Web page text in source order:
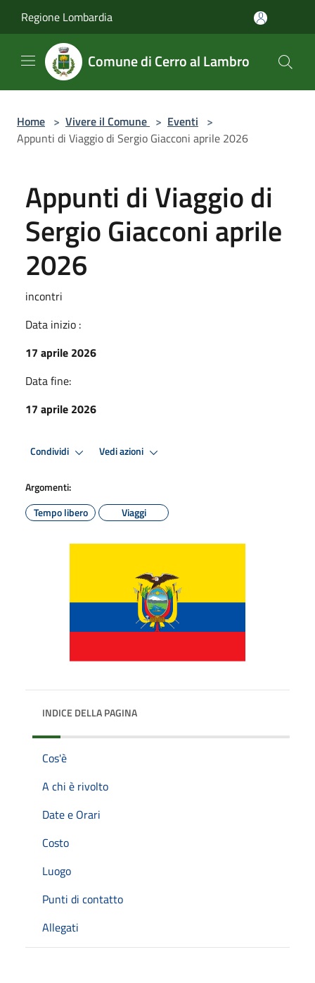
Regione Lombardia
Comune di Cerro al Lambro
Home > Vivere il Comune > Eventi >
Appunti di Viaggio di Sergio Giacconi aprile 2026
Appunti di Viaggio di
Sergio Giacconi aprile
2026
incontri
Data inizio :
17 aprile 2026
Data fine:
17 aprile 2026
Condividi Vedi azioni
Argomenti:
Tempo libero
Viaggi
INDICE DELLA PAGINA
Cos'è
A chi è rivolto
Date e Orari
Costo
Luogo
Punti di contatto
Allegati